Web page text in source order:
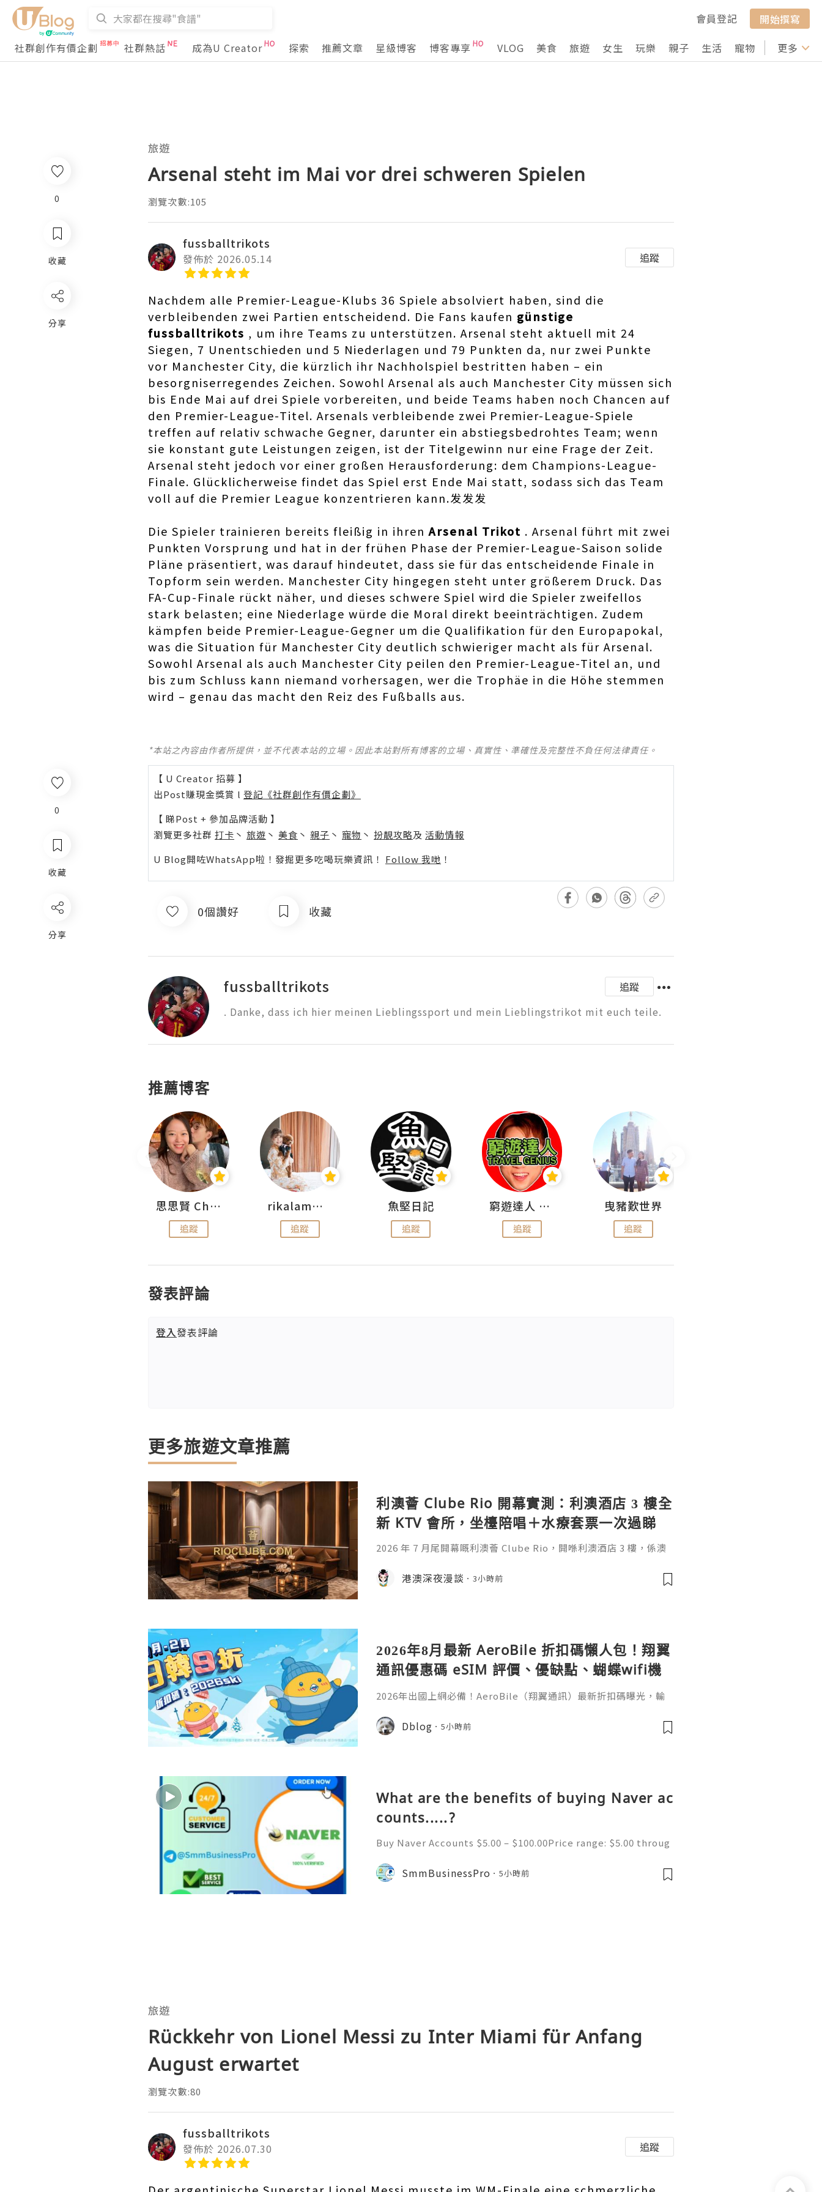
會員登記
開始撰寫
社群創作有價企劃
社群熱話 成為U Creator 探索 推薦文章 星級博客 博客專享 VLOG 美食 旅遊 女生 玩樂 親子 生活 寵物 行山 打卡
更多
0
收藏
分享
旅遊
Arsenal steht im Mai vor drei schweren Spielen
瀏覽次數:105
fussballtrikots
發佈於 2026.05.14 追蹤
Nachdem alle Premier-League-Klubs 36 Spiele absolviert haben, sind die
verbleibenden zwei Partien entscheidend. Die Fans kaufen günstige
fussballtrikots , um ihre Teams zu unterstützen. Arsenal steht aktuell mit 24
Siegen, 7 Unentschieden und 5 Niederlagen und 79 Punkten da, nur zwei Punkte
vor Manchester City, die kürzlich ihr Nachholspiel bestritten haben – ein
besorgniserregendes Zeichen. Sowohl Arsenal als auch Manchester City müssen sich
bis Ende Mai auf drei Spiele vorbereiten, und beide Teams haben noch Chancen auf
den Premier-League-Titel. Arsenals verbleibende zwei Premier-League-Spiele
treffen auf relativ schwache Gegner, darunter ein abstiegsbedrohtes Team; wenn
sie konstant gute Leistungen zeigen, ist der Titelgewinn nur eine Frage der Zeit.
Arsenal steht jedoch vor einer großen Herausforderung: dem Champions-League-
Finale. Glücklicherweise findet das Spiel erst Ende Mai statt, sodass sich das Team
voll auf die Premier League konzentrieren kann.发发发
Die Spieler trainieren bereits fleißig in ihrenArsenal Trikot . Arsenal führt mit zwei
Punkten Vorsprung und hat in der frühen Phase der Premier-League-Saison solide
Pläne präsentiert, was darauf hindeutet, dass sie für das entscheidende Finale in
Topform sein werden. Manchester City hingegen steht unter größerem Druck. Das
FA-Cup-Finale rückt näher, und dieses schwere Spiel wird die Spieler zweifellos
stark belasten; eine Niederlage würde die Moral direkt beeinträchtigen. Zudem
kämpfen beide Premier-League-Gegner um die Qualifikation für den Europapokal,
was die Situation für Manchester City deutlich schwieriger macht als für Arsenal.
Sowohl Arsenal als auch Manchester City peilen den Premier-League-Titel an, und
bis zum Schluss kann niemand vorhersagen, wer die Trophäe in die Höhe stemmen
wird – genau das macht den Reiz des Fußballs aus.
*本站之內容由作者所提供，並不代表本站的立場。因此本站對所有博客的立場、真實性、準確性及完整性不負任何法律責任。
【 U Creator 招募 】
出Post賺現金獎賞 l 登記《社群創作有價企劃》
【 睇Post + 參加品牌活動 】
瀏覽更多社群 打卡 丶 旅遊 丶 美食 丶 親子 丶 寵物 丶 扮靚攻略及 活動情報
U Blog開咗WhatsApp啦！發掘更多吃喝玩樂資訊！ Follow 我哋 ！
0個讚好 收藏
fussballtrikots
追蹤
. Danke, dass ich hier meinen Lieblingssport und mein Lieblingstrikot mit euch teile.
推薦博客
思思賢 ChillMyBabe
追蹤
rikalammm
追蹤
魚堅日記
追蹤
窮遊達人 Mr.TravelGenius
追蹤
曳豬歎世界
追蹤
發表評論
登入發表評論
更多旅遊文章推薦
利澳薈 Clube Rio 開幕實測：利澳酒店 3 樓全
新 KTV 會所，坐檯陪唱＋水療套票一次過睇
2026 年 7 月尾開幕嘅利澳薈 Clube Rio，開喺利澳酒店 3 樓，係澳
技師陪唱陪飲一個鐘，再嘆一個鐘水療按摩，暢飲版仲要酒水任飲。
商務應酬、兄弟聚會啱晒。
港澳深夜漫談 3小時前
2026年8月最新 AeroBile 折扣碼懶人包！翔翼
通訊優惠碼 eSIM 評價、優缺點、蝴蝶wifi機
教學完整整理
2026年出國上網必備！AeroBile（翔翼通訊）最新折扣碼曝光，輸
9折，eSIM評價超高穩定不卡頓，蝴蝶機買斷WiFi分享器全球通用攻
略全解析。省錢又方便，出國旅行網路不發愁！本文完整整理 AeroB
Dblog 5小時前
What are the benefits of buying Naver ac
counts.....?
Buy Naver Accounts $5.00 – $100.00Price range: $5.00 throug
e Welcome to Never South Korea’s most popular search en
gine and online platform. Al
SmmBusinessPro 5小時前
0
收藏
分享
旅遊
Rückkehr von Lionel Messi zu Inter Miami für Anfang
August erwartet
瀏覽次數:80
fussballtrikots
發佈於 2026.07.30 追蹤